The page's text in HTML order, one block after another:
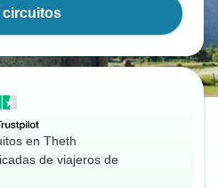
circuitos
en Theth
de viajeros de